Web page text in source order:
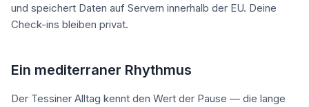
und speichert Daten auf Servern innerhalb der EU. Deine
Check-ins bleiben privat.
Ein mediterraner Rhythmus
Der Tessiner Alltag kennt den Wert der Pause — die lange